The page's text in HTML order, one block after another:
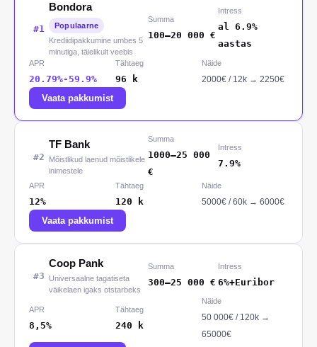
#1
Bondora
Populaarne
Krediidipakkumine umbes 5
minutiga, täielikult veebis
Summa
100–20 000 €
Intress
al 6.9%
aastas
APR
20.79%-59.9%
Tähtaeg
96 k
Näide
2000€ / 12 k → 2250€
Vaata pakkumist
#2
TF Bank
Mõistlikud laenud mõistlikele
inimestele
Summa
1000–25 000
€
Intress
7.9%
APR
12%
Tähtaeg
120 k
Näide
5000€ /60k → 6000€
Vaata pakkumist
#3
Coop Pank
Universaalne tagatiseta
väikelaen igaks otstarbeks
Summa
300–25 000 €
Intress
6%+Euribor
APR
8,5%
Tähtaeg
240 k
Näide
50 000€ / 120k →
65000€